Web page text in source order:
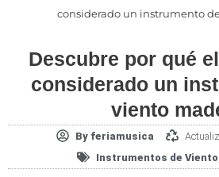
considerado un instrumento
Descubre por qué
considerado un
viento
Byferiamusica
Instrumentos de Viento